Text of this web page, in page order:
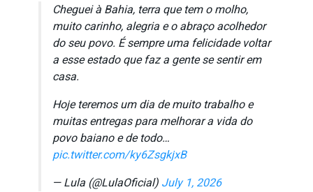
Cheguei à Bahia, terra que tem o molho,
muito carinho, alegria e o abraço acolhedor
do seu povo. É sempre uma felicidade voltar
a esse estado que faz a gente se sentir em
casa.
Hoje teremos um dia de muito trabalho e
muitas entregas para melhorar a vida do
povo baiano e de todo…
pic.twitter.com/ky6ZsgkjxB
— Lula (@LulaOficial) July 1, 2026